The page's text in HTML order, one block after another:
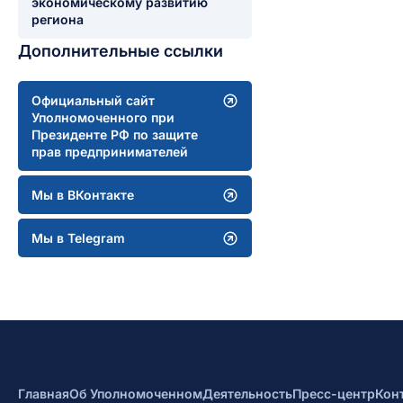
региона
Дополнительные ссылки
Официальный сайт
Уполномоченного при
Президенте РФ по защите
прав предпринимателей
Мы в ВКонтакте
Мы в Telegram
ГлавнаяОб УполномоченномДеятельностьПресс-центр